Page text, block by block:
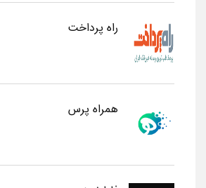
راه پرداخت
همراه پرس